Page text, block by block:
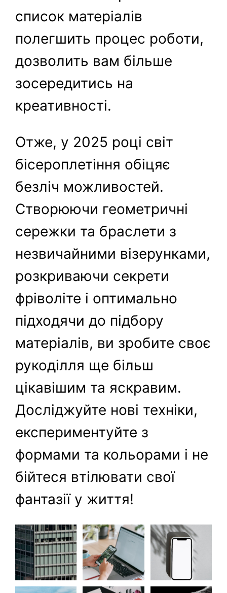
список матеріалів
полегшить процес роботи,
дозволить вам більше
зосередитись на
креативності.
Отже, у 2025 році світ
бісероплетіння обіцяє
безліч можливостей.
Створюючи геометричні
сережки та браслети з
незвичайними візерунками,
розкриваючи секрети
фріволіте і оптимально
підходячи до підбору
матеріалів, ви зробите своє
рукоділля ще більш
цікавішим та яскравим.
Досліджуйте нові техніки,
експериментуйте з
формами та кольорами і не
бійтеся втілювати свої
фантазії у життя!